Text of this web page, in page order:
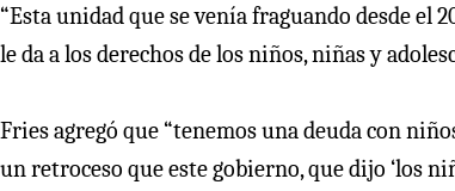
“Esta unidad que se venía fraguando desde el
le da a los derechos de los niños, niñas y
Fries agregó que “tenemos una deuda con
un retroceso que este gobierno, que dijo ‘los